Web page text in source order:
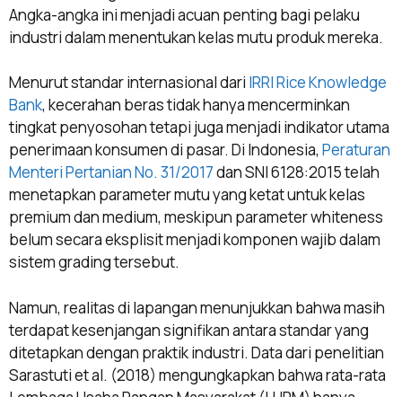
Angka-angka ini menjadi acuan penting bagi pelaku
industri dalam menentukan kelas mutu produk mereka.
Menurut standar internasional dari IRRI Rice Knowledge
Bank, kecerahan beras tidak hanya mencerminkan
tingkat penyosohan tetapi juga menjadi indikator utama
penerimaan konsumen di pasar. Di Indonesia, Peraturan
Menteri Pertanian No. 31/2017dan SNI 6128:2015 telah
menetapkan parameter mutu yang ketat untuk kelas
premium dan medium, meskipun parameter whiteness
belum secara eksplisit menjadi komponen wajib dalam
sistem grading tersebut.
Namun, realitas di lapangan menunjukkan bahwa masih
terdapat kesenjangan signifikan antara standar yang
ditetapkan dengan praktik industri. Data dari penelitian
Sarastuti et al. (2018) mengungkapkan bahwa rata-rata